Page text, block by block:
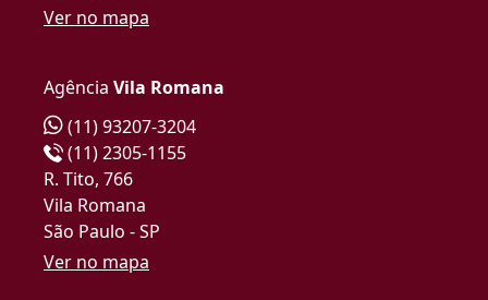
Ver no mapa
Agência Vila Romana
(11) 93207-3204
(11) 2305-1155
R. Tito, 766
Vila Romana
São Paulo - SP
Ver no mapa